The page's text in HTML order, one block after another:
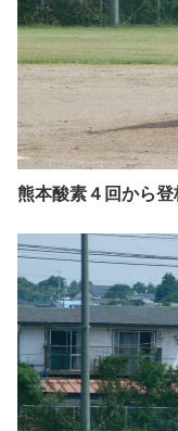
熊本酸素４回から登